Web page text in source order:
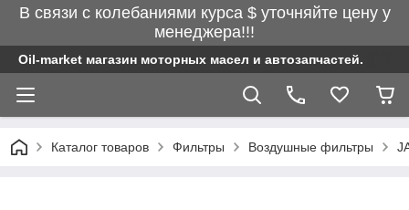
В связи с колебаниями курса $ уточняйте цену у
менеджера!!!
Oil-market магазин моторных масел и автозапчастей.
Каталог товаров Фильтры Воздушные фильтры